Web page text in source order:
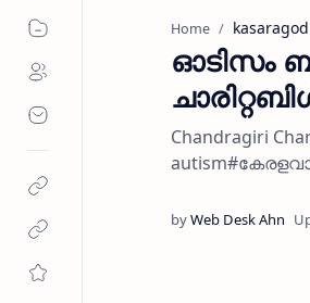
Home kasaragod
ഓടിസം
Chandragiri